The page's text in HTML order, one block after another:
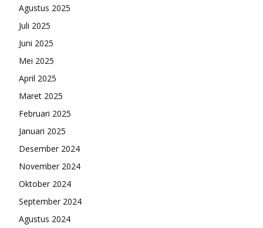
Agustus 2025
Juli 2025
Juni 2025
Mei 2025
April 2025
Maret 2025
Februari 2025
Januari 2025
Desember 2024
November 2024
Oktober 2024
September 2024
Agustus 2024